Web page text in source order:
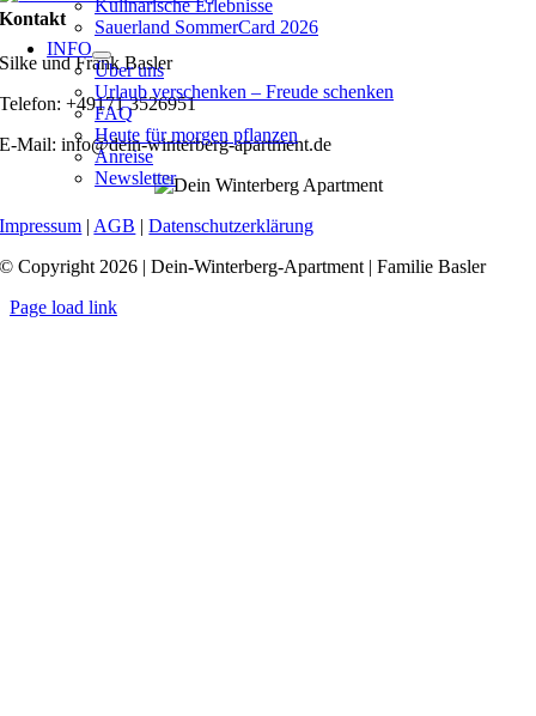
Kulinarische Erlebnisse
Sauerland SommerCard 2026
INFO
Über uns
Urlaub verschenken – Freude schenken
FAQ
Heute für morgen pflanzen
Anreise
Newsletter
Kontakt
Silke und Frank Basler
Telefon: +49171 3526951
E-Mail: info@dein-winterberg-apartment.de
Impressum | AGB |Datenschutzerklärung
© Copyright 2026 | Dein-Winterberg-Apartment | Familie Basler
Page load link